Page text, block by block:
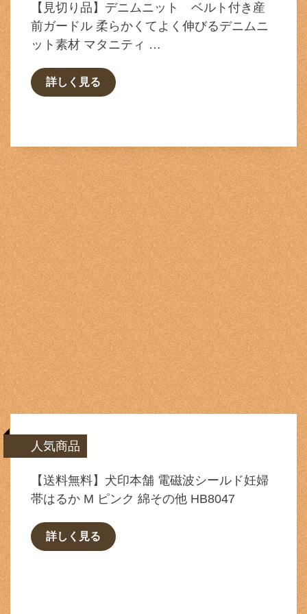
【見切り品】デニムニット ベルト付き産
前ガードル 柔らかくてよく伸びるデニムニ
ット素材 マタニティ …
詳しく見る
人気商品
【送料無料】犬印本舗 電磁波シールド妊婦
帯はるか M ピンク 綿その他 HB8047
詳しく見る